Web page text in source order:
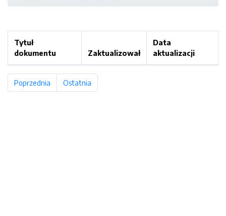
Tytuł
dokumentu
Zaktualizował
Data
aktualizacji
Poprzednia stronaOstatnia